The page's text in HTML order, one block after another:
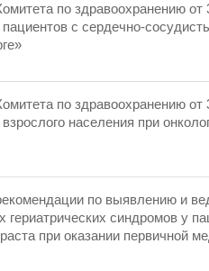
по здравоохранению
с сердечно-
по здравоохранению
населения при
по выявлению и
гериатрических синдромов у
при оказании первичной